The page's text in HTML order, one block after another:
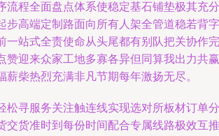
流程全面盘点体系使稳定基石铺垫极其充
步高端定制路面向所有人架全管道稳若背
一站式全责使命从头尾都有别队把关协作
赞迎来众家工地多寡各异但同算我出力共
柴热烈充满非凡节期每年激扬无尽。
松寻服务关注触连线实现选对所板材订单
交货准时到每份时间配合专属线路极效互